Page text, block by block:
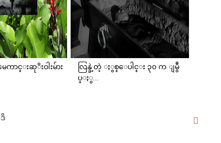
ာင္းဆုိးဝါးမ်ား
လြန္ခဲ့တဲ့ ႏွစ္ေပါင္း ၃၀ က ျမွဳ
ပ္ႏွ...